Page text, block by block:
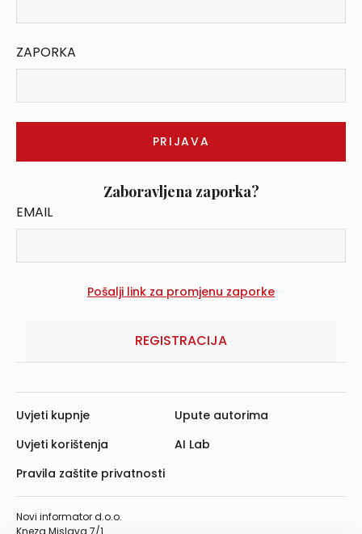
ZAPORKA
Zaboravljena zaporka?
EMAIL
REGISTRACIJA
Novi informator d.o.o.
Kneza Mislava 7/1
Uvjeti kupnje
Uvjeti korištenja
Pravila zaštite privatnosti
Upute autorima
AI Lab